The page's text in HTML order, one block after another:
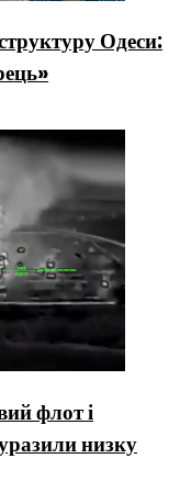
Одеси:
флот і
низку